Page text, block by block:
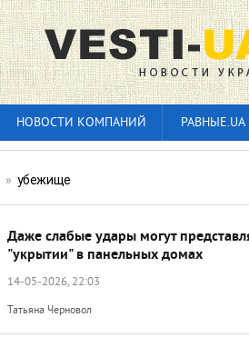
НОВОСТИ КОМПАНИЙ РАВНЫЕ.UA
» убежище
Даже слабые удары могут
"укрытии" в панельных домах
14-05-2026, 22:03
Татьяна Черновол